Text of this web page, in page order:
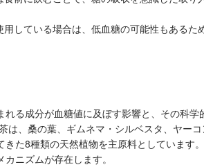
している場合は、低血糖の可能性もあるた
る成分が血糖値に及ぼす影響と、その科学
は、桑の葉、ギムネマ・シルベスタ、ヤー
た8種類の天然植物を主原料としています
ニズムが存在します。